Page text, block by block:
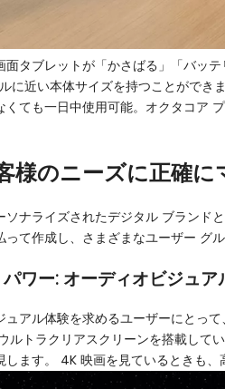
タブレットが「かさばる」「バッ
ルに近い本体サイズを持つことがで
くても一日中使用可能。オクタコア
様のニーズに正確
ソナライズされたデジタル ブランド
って作成し、さまざまなユーザー グ
パワー: オーディオビジュ
ュアル体験を求めるユーザーにとっ
ルトラクリアスクリーンを搭載し
ます。 4K 映画を見ているときも